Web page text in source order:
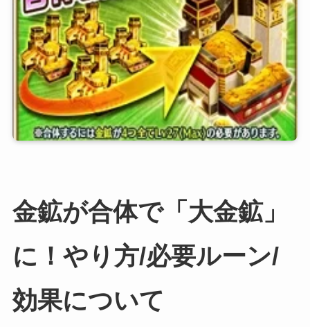
金鉱が合体で「大金鉱」
に！やり方/必要ルーン/
効果について